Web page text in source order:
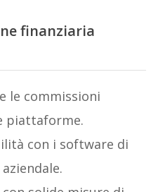
finanziaria
le commissioni
piattaforme.
con i software di